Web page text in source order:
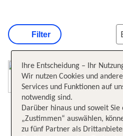
Karte
Filter
Ihre Entscheidung – Ihr
Wir nutzen Cookies und
Services und Funktionen auf
notwendig sind.
Darüber hinaus und soweit
„Zustimmen“ auswählen,
zu fünf Partner als